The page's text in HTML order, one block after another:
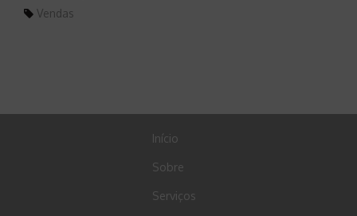
Vendas
Início
Sobre
Serviços